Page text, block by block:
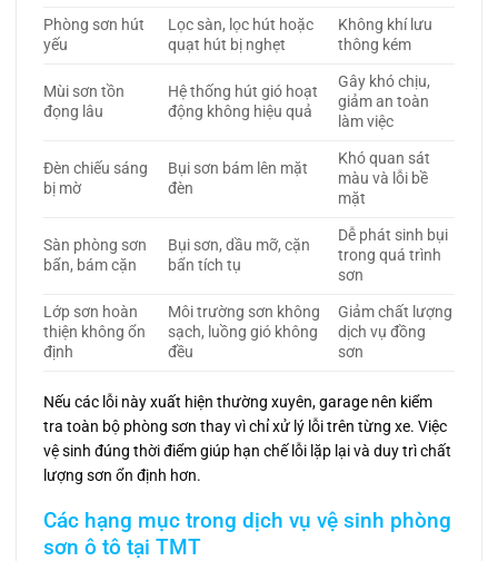
Phòng sơn hút
yếu
Lọc sàn, lọc hút hoặc
quạt hút bị nghẹt
Không khí lưu
thông kém
Mùi sơn tồn
đọng lâu
Hệ thống hút gió hoạt
động không hiệu quả
Gây khó chịu,
giảm an toàn
làm việc
Đèn chiếu sáng
bị mờ
Bụi sơn bám lên mặt
đèn
Khó quan sát
màu và lỗi bề
mặt
Sàn phòng sơn
bẩn, bám cặn
Bụi sơn, dầu mỡ, cặn
bẩn tích tụ
Dễ phát sinh bụi
trong quá trình
sơn
Lớp sơn hoàn
thiện không ổn
định
Môi trường sơn không
sạch, luồng gió không
đều
Giảm chất lượng
dịch vụ đồng
sơn
Nếu các lỗi này xuất hiện thường xuyên, garage nên kiểm
tra toàn bộ phòng sơn thay vì chỉ xử lý lỗi trên từng xe. Việc
vệ sinh đúng thời điểm giúp hạn chế lỗi lặp lại và duy trì chất
lượng sơn ổn định hơn.
Các hạng mục trong dịch vụ vệ sinh phòng
sơn ô tô tại TMT